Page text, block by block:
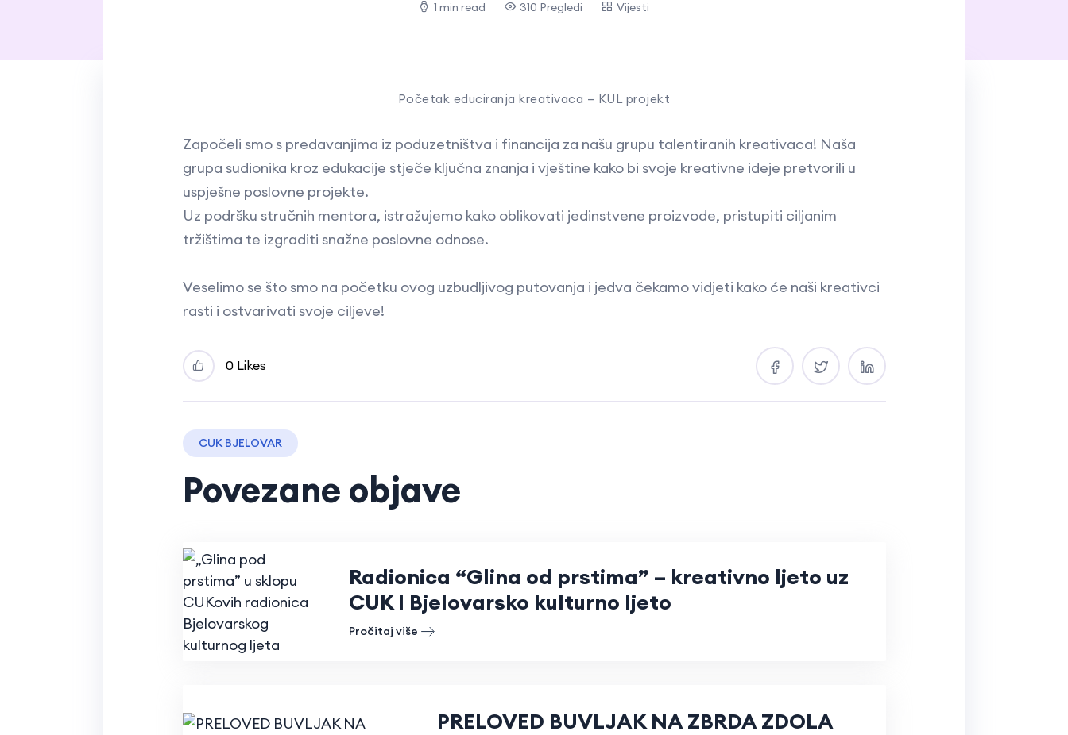
1 min read 310 Pregledi Vijesti
Početak educiranja kreativaca – KUL projekt
Započeli smo s predavanjima iz poduzetništva i financija za našu grupu talentiranih kreativaca! Naša
grupa sudionika kroz edukacije stječe ključna znanja i vještine kako bi svoje kreativne ideje pretvorili u
uspješne poslovne projekte.
Uz podršku stručnih mentora, istražujemo kako oblikovati jedinstvene proizvode, pristupiti ciljanim
tržištima te izgraditi snažne poslovne odnose.
Veselimo se što smo na početku ovog uzbudljivog putovanja i jedva čekamo vidjeti kako će naši kreativci
rasti i ostvarivati svoje ciljeve!
0 Likes
CUK BJELOVAR
Povezane objave
Radionica “Glina od prstima” – kreativno ljeto uz
CUK I Bjelovarsko kulturno ljeto
Pročitaj više
PRELOVED BUVLJAK NA ZBRDA ZDOLA